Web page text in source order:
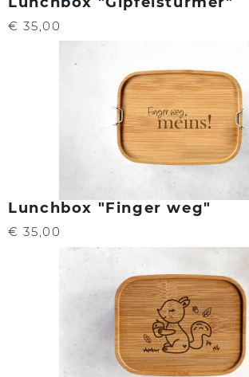
€ 35,00
Lunchbox "Finger weg"
€ 35,00